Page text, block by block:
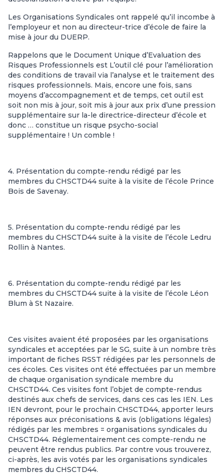
Les Organisations Syndicales ont rappelé qu’il incombe à
l’employeur et non au directeur-trice d’école de faire la
mise à jour du DUERP.
Rappelons que le Document Unique d’Evaluation des
Risques Professionnels est L’outil clé pour l’amélioration
des conditions de travail via l’analyse et le traitement des
risques professionnels. Mais, encore une fois, sans
moyens d’accompagnement et de temps, cet outil est
soit non mis à jour, soit mis à jour aux prix d’une pression
supplémentaire sur la-le directrice-directeur d’école et
donc … constitue un risque psycho-social
supplémentaire ! Un comble !
4. Présentation du compte-rendu rédigé par les
membres du CHSCTD44 suite à la visite de l’école Prince
Bois de Savenay.
5. Présentation du compte-rendu rédigé par les
membres du CHSCTD44 suite à la visite de l’école Ledru
Rollin à Nantes.
6. Présentation du compte-rendu rédigé par les
membres du CHSCTD44 suite à la visite de l’école Léon
Blum à St Nazaire.
Ces visites avaient été proposées par les organisations
syndicales et acceptées par le SG, suite à un nombre très
important de fiches RSST rédigées par les personnels de
ces écoles. Ces visites ont été effectuées par un membre
de chaque organisation syndicale membre du
CHSCTD44. Ces visites font l’objet de compte-rendus
destinés aux chefs de services, dans ces cas les IEN. Les
IEN devront, pour le prochain CHSCTD44, apporter leurs
réponses aux préconisations & avis (obligations légales)
rédigés par les membres = organisations syndicales du
CHSCTD44. Réglementairement ces compte-rendu ne
peuvent être rendus publics. Par contre vous trouverez,
ci-après, les avis votés par les organisations syndicales
membres du CHSCTD44.